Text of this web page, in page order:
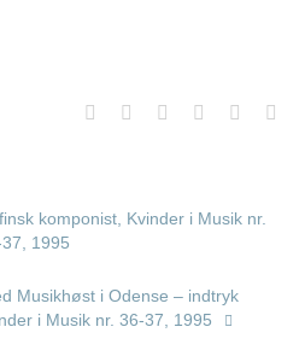
komponist, Kvinder i Musik nr.
1995
Musikhøst i Odense – indtryk
i Musik nr. 36-37, 1995